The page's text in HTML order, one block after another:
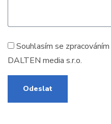
Souhlasím se zpracováním
DALTEN media s.r.o.
Odeslat